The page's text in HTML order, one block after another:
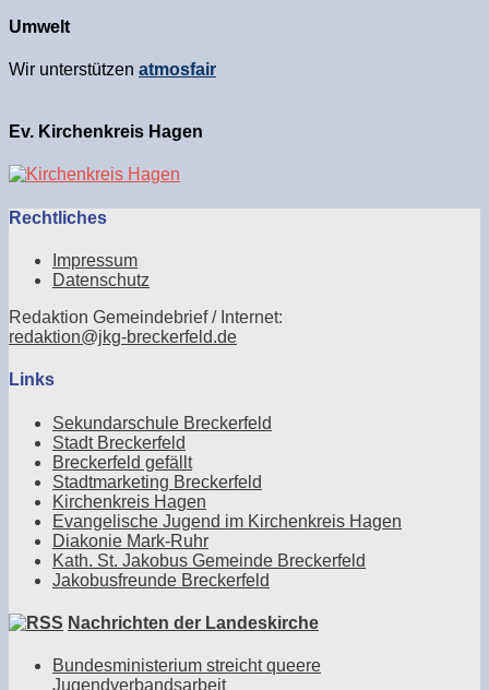
Umwelt
Wir unterstützen atmosfair
Ev. Kirchenkreis Hagen
Rechtliches
Impressum
Datenschutz
Redaktion Gemeindebrief / Internet:
redaktion@jkg-breckerfeld.de
Links
Sekundarschule Breckerfeld
Stadt Breckerfeld
Breckerfeld gefällt
Stadtmarketing Breckerfeld
Kirchenkreis Hagen
Evangelische Jugend im Kirchenkreis Hagen
Diakonie Mark-Ruhr
Kath. St. Jakobus Gemeinde Breckerfeld
Jakobusfreunde Breckerfeld
Nachrichten der Landeskirche
Bundesministerium streicht queere
Jugendverbandsarbeit